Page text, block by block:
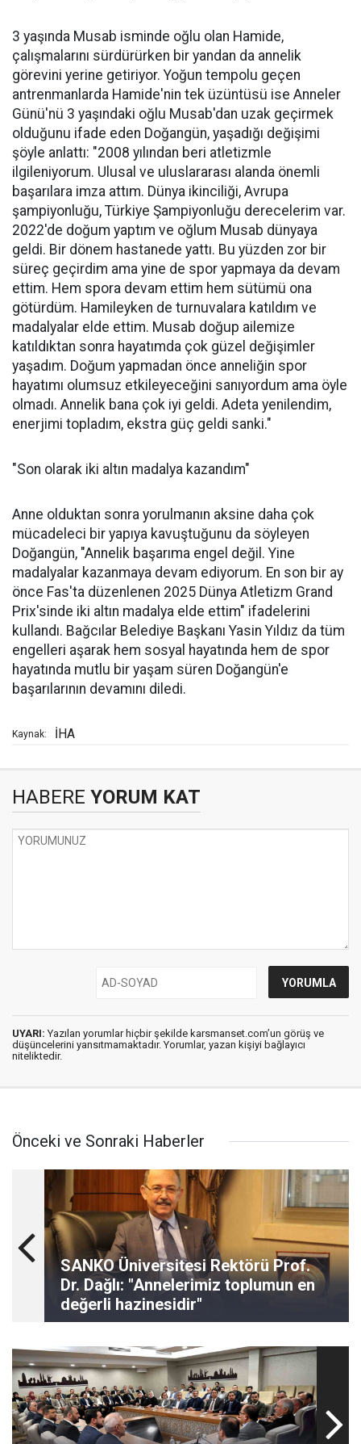
3 yaşında Musab isminde oğlu olan Hamide,
çalışmalarını sürdürürken bir yandan da annelik
görevini yerine getiriyor. Yoğun tempolu geçen
antrenmanlarda Hamide'nin tek üzüntüsü ise Anneler
Günü'nü 3 yaşındaki oğlu Musab'dan uzak geçirmek
olduğunu ifade eden Doğangün, yaşadığı değişimi
şöyle anlattı: "2008 yılından beri atletizmle
ilgileniyorum. Ulusal ve uluslararası alanda önemli
başarılara imza attım. Dünya ikinciliği, Avrupa
şampiyonluğu, Türkiye Şampiyonluğu derecelerim var.
2022'de doğum yaptım ve oğlum Musab dünyaya
geldi. Bir dönem hastanede yattı. Bu yüzden zor bir
süreç geçirdim ama yine de spor yapmaya da devam
ettim. Hem spora devam ettim hem sütümü ona
götürdüm. Hamileyken de turnuvalara katıldım ve
madalyalar elde ettim. Musab doğup ailemize
katıldıktan sonra hayatımda çok güzel değişimler
yaşadım. Doğum yapmadan önce anneliğin spor
hayatımı olumsuz etkileyeceğini sanıyordum ama öyle
olmadı. Annelik bana çok iyi geldi. Adeta yenilendim,
enerjimi topladım, ekstra güç geldi sanki."
"Son olarak iki altın madalya kazandım"
Anne olduktan sonra yorulmanın aksine daha çok
mücadeleci bir yapıya kavuştuğunu da söyleyen
Doğangün, "Annelik başarıma engel değil. Yine
madalyalar kazanmaya devam ediyorum. En son bir ay
önce Fas'ta düzenlenen 2025 Dünya Atletizm Grand
Prix'sinde iki altın madalya elde ettim" ifadelerini
kullandı. Bağcılar Belediye Başkanı Yasin Yıldız da tüm
engelleri aşarak hem sosyal hayatında hem de spor
hayatında mutlu bir yaşam süren Doğangün'e
başarılarının devamını diledi.
Kaynak: İHA
HABERE YORUM KAT
UYARI: Yazılan yorumlar hiçbir şekilde karsmanset.com’un görüş ve
düşüncelerini yansıtmamaktadır. Yorumlar, yazan kişiyi bağlayıcı
niteliktedir.
Önceki ve Sonraki Haberler
SANKO Üniversitesi Rektörü Prof.
Dr. Dağlı: "Annelerimiz toplumun en
değerli hazinesidir"